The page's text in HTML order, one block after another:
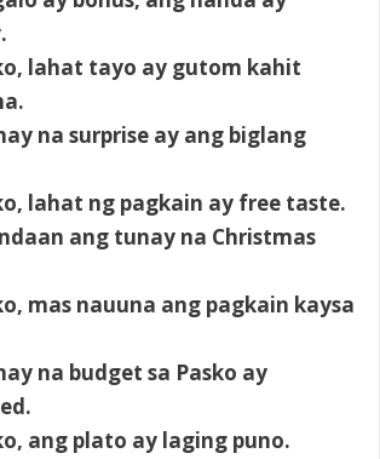
lahat tayo ay gutom kahit
na surprise ay ang biglang
lahat ng pagkain ay free taste.
ang tunay na Christmas
mas nauuna ang pagkain kaysa
na budget sa Pasko ay
ang plato ay laging puno.